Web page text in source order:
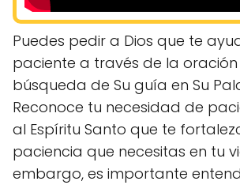
Puedes pedir a Dios que te
paciente a través de la oración
búsqueda de Su guía en Su
Reconoce tu necesidad de
al Espíritu Santo que te
paciencia que necesitas en tu
embargo, es importante